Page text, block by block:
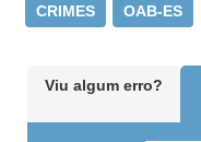
CRIMES OAB-ES
Viu algum erro?